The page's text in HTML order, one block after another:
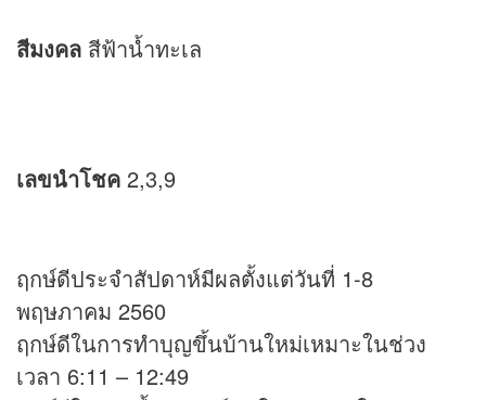
สีมงคล สีฟ้าน้ำทะเล
เลขนำโชค 2,3,9
ฤกษ์ดีประจำสัปดาห์มีผลตั้งแต่วันที่ 1-8
พฤษภาคม 2560
ฤกษ์ดีในการทำบุญขึ้นบ้านใหม่เหมาะในช่วง
เวลา 6:11 – 12:49